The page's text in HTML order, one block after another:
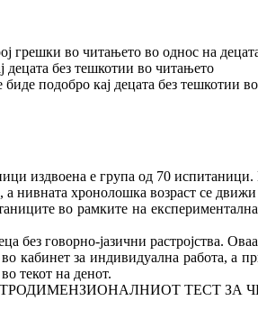
грешки во читањето во однос на
децата без тешкотии во читањето
подобро кај децата без тешкотии
издвоена е група од 70
нивната хронолошка возраст се
во рамките на
без говорно-јазични растројства.
за индивидуална работа, а
текот на денот.
е ТРОДИМЕНЗИОНАЛНИОТ ТЕСТ ЗА